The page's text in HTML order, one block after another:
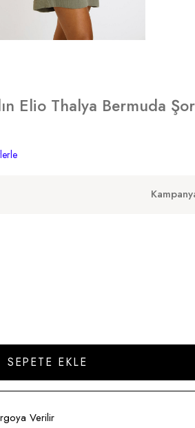
Elio Thalya Bermuda
Verilir